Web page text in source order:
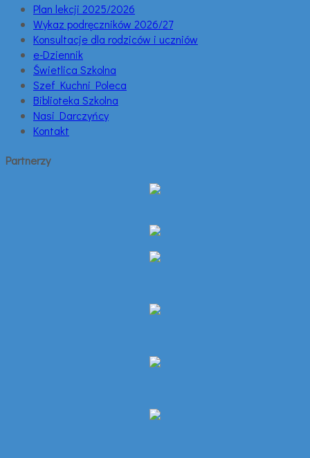
Plan lekcji 2025/2026
Wykaz podręczników 2026/27
Konsultacje dla rodziców i uczniów
e-Dziennik
Świetlica Szkolna
Szef Kuchni Poleca
Biblioteka Szkolna
Nasi Darczyńcy
Kontakt
Partnerzy